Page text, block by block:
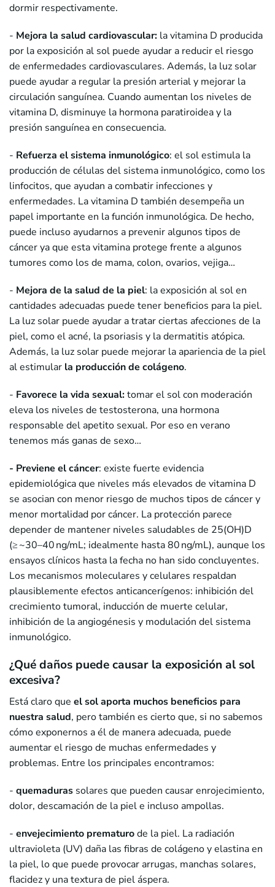
dormir respectivamente.
- Mejora la salud cardiovascular: la vitamina D producida
por la exposición al sol puede ayudar a reducir el riesgo
de enfermedades cardiovasculares. Además, la luz solar
puede ayudar a regular la presión arterial y mejorar la
circulación sanguínea. Cuando aumentan los niveles de
vitamina D, disminuye la hormona paratiroidea y la
presión sanguínea en consecuencia.
- Refuerza el sistema inmunológico: el sol estimula la
producción de células del sistema inmunológico, como los
linfocitos, que ayudan a combatir infecciones y
enfermedades. La vitamina D también desempeña un
papel importante en la función inmunológica. De hecho,
puede incluso ayudarnos a prevenir algunos tipos de
cáncer ya que esta vitamina protege frente a algunos
tumores como los de mama, colon, ovarios, vejiga…
- Mejora de la salud de la piel: la exposición al sol en
cantidades adecuadas puede tener beneficios para la piel.
La luz solar puede ayudar a tratar ciertas afecciones de la
piel, como el acné, la psoriasis y la dermatitis atópica.
Además, la luz solar puede mejorar la apariencia de la piel
al estimular la producción de colágeno.
- Favorece la vida sexual:tomar el sol con moderación
eleva los niveles de testosterona, una hormona
responsable del apetito sexual. Por eso en verano
tenemos más ganas de sexo…
- Previene el cáncer: existe fuerte evidencia
epidemiológica que niveles más elevados de vitamina D
se asocian con menor riesgo de muchos tipos de cáncer y
menor mortalidad por cáncer. La protección parece
depender de mantener niveles saludables de 25(OH)D
(≥ ~30–40 ng/mL; idealmente hasta 80 ng/mL), aunque los
ensayos clínicos hasta la fecha no han sido concluyentes.
Los mecanismos moleculares y celulares respaldan
plausiblemente efectos anticancerígenos: inhibición del
crecimiento tumoral, inducción de muerte celular,
inhibición de la angiogénesis y modulación del sistema
inmunológico.
¿Qué daños puede causar la exposición al sol
excesiva?
Está claro que el sol aporta muchos beneficios para
nuestra salud, pero también es cierto que, si no sabemos
cómo exponernos a él de manera adecuada, puede
aumentar el riesgo de muchas enfermedades y
problemas. Entre los principales encontramos:
- quemaduras solares que pueden causar enrojecimiento,
dolor, descamación de la piel e incluso ampollas.
- envejecimiento prematurode la piel. La radiación
ultravioleta (UV) daña las fibras de colágeno y elastina en
la piel, lo que puede provocar arrugas, manchas solares,
flacidez y una textura de piel áspera.